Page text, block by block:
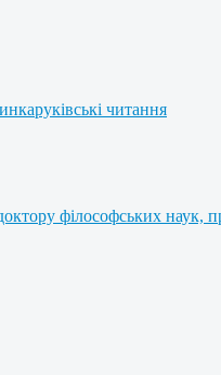
читання
філософських наук,